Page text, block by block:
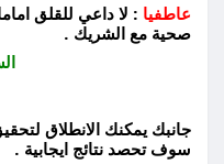
عاطفيا : لا داعي للقلق
صحية مع الشريك .
جانبك يمكنك الانطلاق
سوف تحصد نتائج ايجابية .